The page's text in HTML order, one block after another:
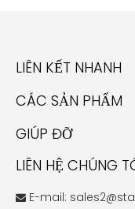
LIÊN KẾT NHANH
CÁC SẢN PHẨM
GIÚP ĐỠ
LIÊN HỆ CHÚNG
 E-mail: